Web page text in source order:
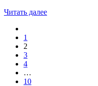
Читать далее
1
2
3
4
…
10